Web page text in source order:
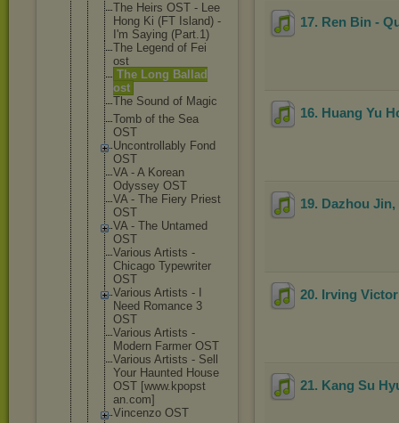
The Heirs OST - Lee
Hong Ki (FT Island) -
I'm Saying (Part.1)
The Legend of Fei
ost
The Long Ballad
ost
The Sound of Magic
Tomb of the Sea
OST
Uncontrollably Fond
OST
VA - A Korean
Odyssey OST
VA - The Fiery Priest
OST
VA - The Untamed
OST
Various Artists -
Chicago Typewriter
OST
Various Artists - I
Need Romance 3
OST
Various Artists -
Modern Farmer OST
Various Artists - Sell
Your Haunted House
OST [www.kpopst
an.com]
Vincenzo OST
17. Ren Bin -
16. Huang Yu
19. Dazhou
20. Irving
21. Kang Su